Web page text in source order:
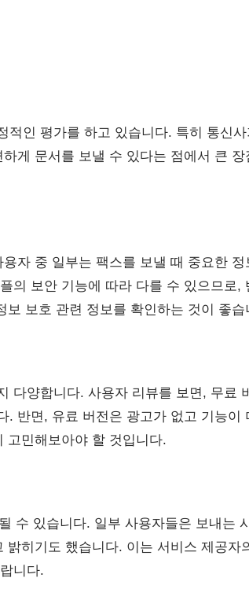
인 평가를 하고 있습니다. 특히 통신
게 문서를 보낼 수 있다는 점에서 큰 장
자 중 일부는 팩스를 보낼 때 중요한 정
의 보안 기능에 따라 다를 수 있으므로,
보 보호 관련 정보를 확인하는 것이 좋습
다양합니다. 사용자 리뷰를 보면, 무료
. 반면, 유료 버전은 광고가 없고 기능이
고민해보아야 할 것입니다.
수 있습니다. 일부 사용자들은 보내는
히기도 했습니다. 이는 서비스 제공자
니다.